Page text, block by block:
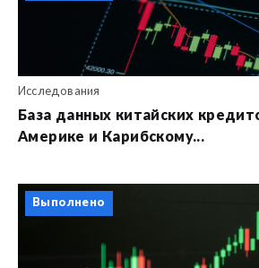
Исследования
База данных китайских
Америке и Карибскому...
Выполнено